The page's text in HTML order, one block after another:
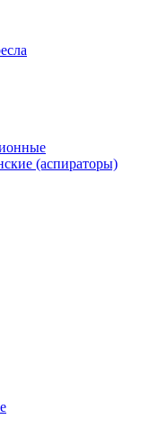
(аспираторы)